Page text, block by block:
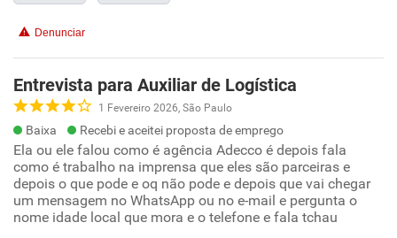
Denunciar
Entrevista para Auxiliar de Logística
1 Fevereiro 2026, São Paulo
Baixa Recebi e aceitei proposta de emprego
Ela ou ele falou como é agência Adecco é depois fala
como é trabalho na imprensa que eles são parceiras e
depois o que pode e oq não pode e depois que vai chegar
um mensagem no WhatsApp ou no e-mail e pergunta o
nome idade local que mora e o telefone e fala tchau